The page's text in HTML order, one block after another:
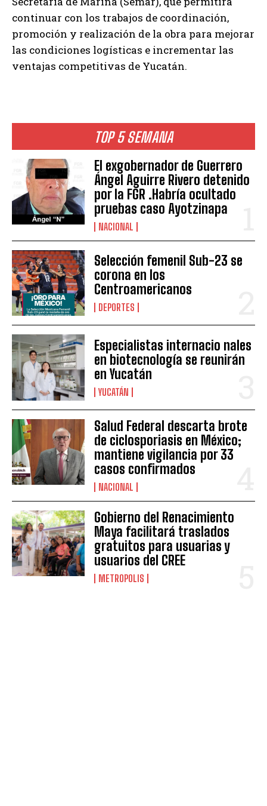
TOP 5 SEMANA
El exgobernador de Guerrero
Ángel Aguirre Rivero detenido
por la FGR .Habría ocultado
pruebas caso Ayotzinapa
NACIONAL
Selección femenil Sub-23 se
corona en los
Centroamericanos
DEPORTES
Especialistas internacio nales
en biotecnología se reunirán
en Yucatán
YUCATÁN
Salud Federal descarta brote
de ciclosporiasis en México;
mantiene vigilancia por 33
casos confirmados
NACIONAL
Gobierno del Renacimiento
Maya facilitará traslados
gratuitos para usuarias y
usuarios del CREE
METROPOLIS
continuar con los trabajos de coordinación,
promoción y realización de la obra para mejorar
las condiciones logísticas e incrementar las
ventajas competitivas de Yucatán.